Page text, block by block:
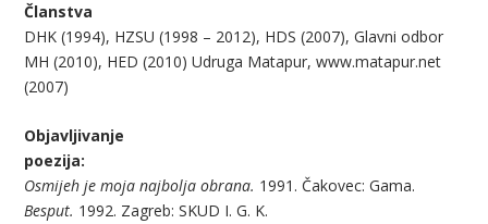
Članstva
DHK (1994), HZSU (1998 – 2012), HDS (2007), Glavni odbor
MH (2010), HED (2010) Udruga Matapur, www.matapur.net
(2007)
Objavljivanje
poezija:
Osmijeh je moja najbolja obrana. 1991. Čakovec: Gama.
Besput. 1992. Zagreb: SKUD I. G. K.